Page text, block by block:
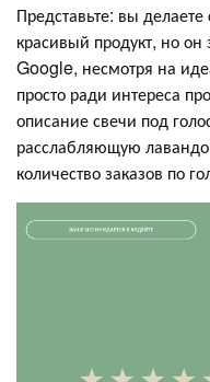
Представьте: вы
красивый продукт, но он
Google, несмотря на
просто ради интереса
описание свечи под
расслабляющую
количество заказов по